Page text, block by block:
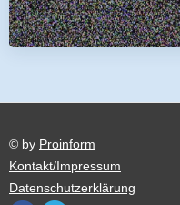
© by Proinform
Kontakt/Impressum
Datenschutzerklärung